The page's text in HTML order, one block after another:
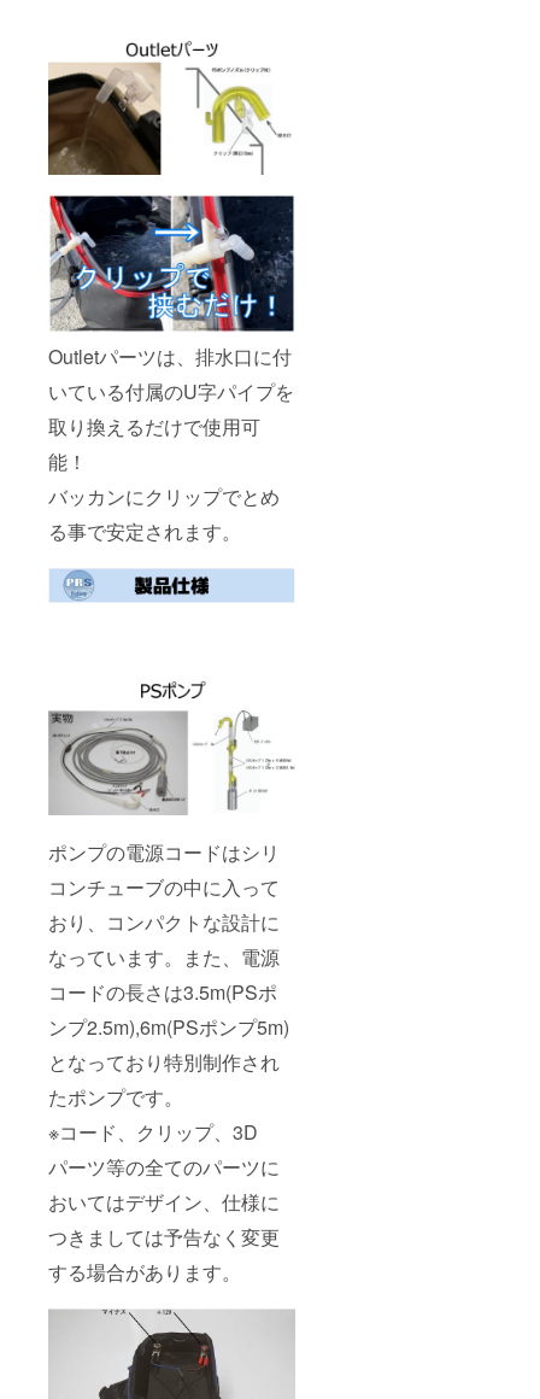
Outletパーツは、排水口に付
いている付属のU字パイプを
取り換えるだけで使用可
能！
バッカンにクリップでとめ
る事で安定されます。
ポンプの電源コードはシリ
コンチューブの中に入って
おり、コンパクトな設計に
なっています。また、電源
コードの長さは3.5m(PSポ
ンプ2.5m),6m(PSポンプ5m)
となっており特別制作され
たポンプです。
※コード、クリップ、3D
パーツ等の全てのパーツに
おいてはデザイン、仕様に
つきましては予告なく変更
する場合があります。